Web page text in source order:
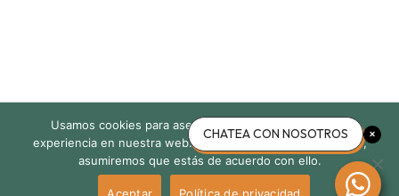
Acerca de nosotros Política de privacidad Contacto
© 2026 Own in Mayan Riviera, Todos Los Derechos Reservados.Volver
Usamos cookies para asegurar que te damos la mejor
experiencia en nuestra web. Si continúas usando este sitio,
asumiremos que estás de acuerdo con ello.
Aceptar Política de privacidad
CHATEA CON NOSOTROS